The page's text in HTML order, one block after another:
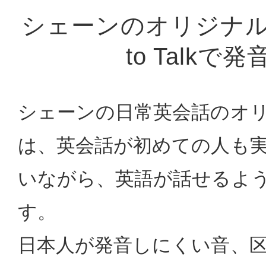
シェーンのオリジナ
to Talkで発
シェーンの日常英会話のオ
は、英会話が初めての人も
いながら、英語が話せるよ
す。
日本人が発音しにくい音、